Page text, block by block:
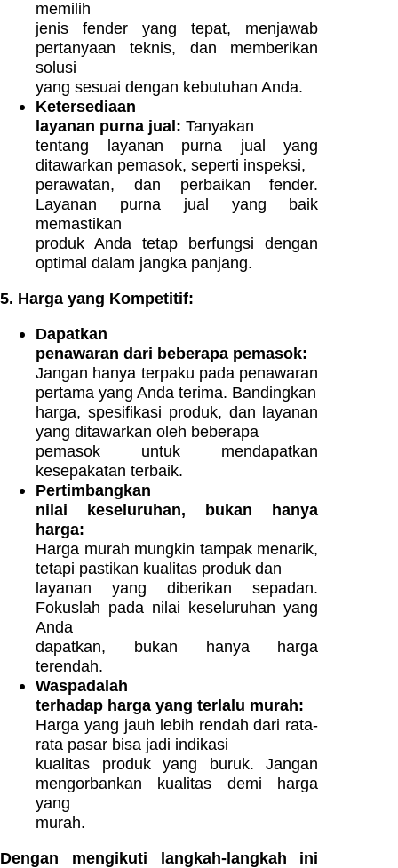
memilih
jenis fender yang tepat, menjawab
pertanyaan teknis, dan memberikan
solusi
yang sesuai dengan kebutuhan Anda.
Ketersediaan
layanan purna jual: Tanyakan
tentang layanan purna jual yang
ditawarkan pemasok, seperti inspeksi,
perawatan, dan perbaikan fender.
Layanan purna jual yang baik
memastikan
produk Anda tetap berfungsi dengan
optimal dalam jangka panjang.
5. Harga yang Kompetitif:
Dapatkan
penawaran dari beberapa pemasok:
Jangan hanya terpaku pada penawaran
pertama yang Anda terima. Bandingkan
harga, spesifikasi produk, dan layanan
yang ditawarkan oleh beberapa
pemasok untuk mendapatkan
kesepakatan terbaik.
Pertimbangkan
nilai keseluruhan, bukan hanya
harga:
Harga murah mungkin tampak menarik,
tetapi pastikan kualitas produk dan
layanan yang diberikan sepadan.
Fokuslah pada nilai keseluruhan yang
Anda
dapatkan, bukan hanya harga
terendah.
Waspadalah
terhadap harga yang terlalu murah:
Harga yang jauh lebih rendah dari rata-
rata pasar bisa jadi indikasi
kualitas produk yang buruk. Jangan
mengorbankan kualitas demi harga
yang
murah.
Dengan mengikuti langkah-langkah ini